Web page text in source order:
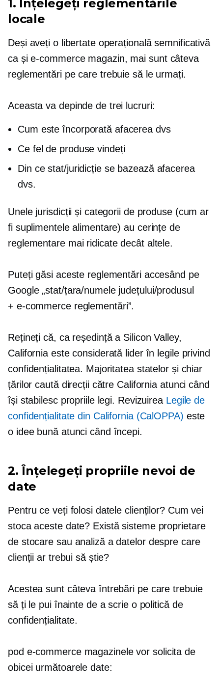
1. Înțelegeți reglementările
locale
Deși aveți o libertate operațională semnificativă
ca șie-commercemagazin, mai sunt câteva
reglementări pe care trebuie să le urmați.
Aceasta va depinde de trei lucruri:
Cum este încorporată afacerea dvs
Ce fel de produse vindeți
Din ce stat/juridicție se bazează afacerea
dvs.
Unele jurisdicții și categorii de produse (cum ar
fi suplimentele alimentare) au cerințe de
reglementare mai ridicate decât altele.
Puteți găsi aceste reglementări accesând pe
Google „stat/țara/numele județului/produsul
+ e-commercereglementări”.
Rețineți că, ca reședință a Silicon Valley,
California este considerată lider în legile privind
confidențialitatea. Majoritatea statelor și chiar
țărilor caută direcții către California atunci când
își stabilesc propriile legi. Revizuirea Legile de
confidențialitate din California (CalOPPA) este
o idee bună atunci când începi.
2. Înțelegeți propriile nevoi de
date
Pentru ce veți folosi datele clienților? Cum vei
stoca aceste date? Există sisteme proprietare
de stocare sau analiză a datelor despre care
clienții ar trebui să știe?
Acestea sunt câteva întrebări pe care trebuie
să ți le pui înainte de a scrie o politică de
confidențialitate.
pod e-commercemagazinele vor solicita de
obicei următoarele date: